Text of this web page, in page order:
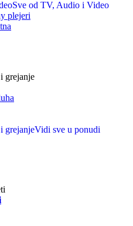
Sve od TV, Audio i Video
plejeri
grejanje
grejanjeVidi sve u ponudi